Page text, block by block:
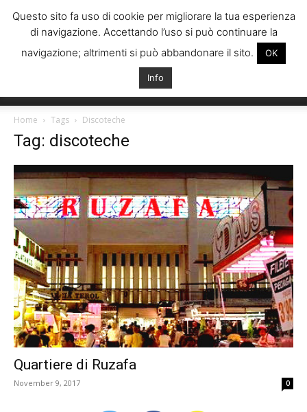
Italiani
Home Tags Discoteche
Tag: discoteche
Quartiere di Ruzafa
November 9, 2017 0
Questo sito fa uso di cookie per migliorare la tua esperienza
di navigazione. Accettando l’uso si può continuare la
navigazione; altrimenti si può abbandonare il sito.
OK
Info